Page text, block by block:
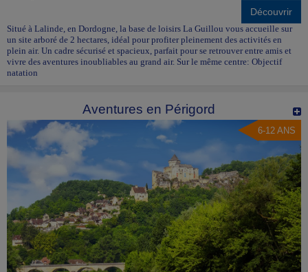
Découvrir
Situé à Lalinde, en Dordogne, la base de loisirs La Guillou vous accueille sur
un site arboré de 2 hectares, idéal pour profiter pleinement des activités en
plein air. Un cadre sécurisé et spacieux, parfait pour se retrouver entre amis et
vivre des aventures inoubliables au grand air. Sur le même centre: Objectif
natation
Aventures en Périgord
6-12 ANS